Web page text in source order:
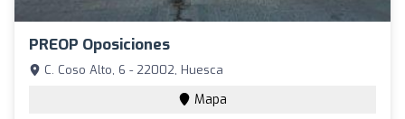
PREOP Oposiciones
C. Coso Alto, 6 - 22002, Huesca
Mapa